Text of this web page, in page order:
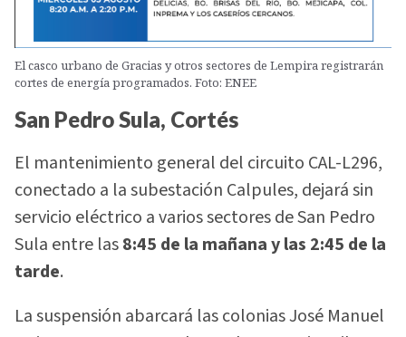
El casco urbano de Gracias y otros sectores de Lempira registrarán
cortes de energía programados. Foto: ENEE
San Pedro Sula, Cortés
El mantenimiento general del circuito CAL-L296,
conectado a la subestación Calpules, dejará sin
servicio eléctrico a varios sectores de San Pedro
Sula entre las8:45 de la mañana y las 2:45 de la
tarde.
La suspensión abarcará las colonias José Manuel